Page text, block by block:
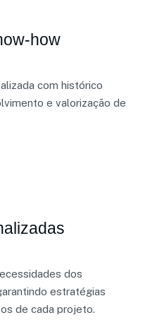
how
com histórico
e valorização de
dos
estratégias
de cada projeto.